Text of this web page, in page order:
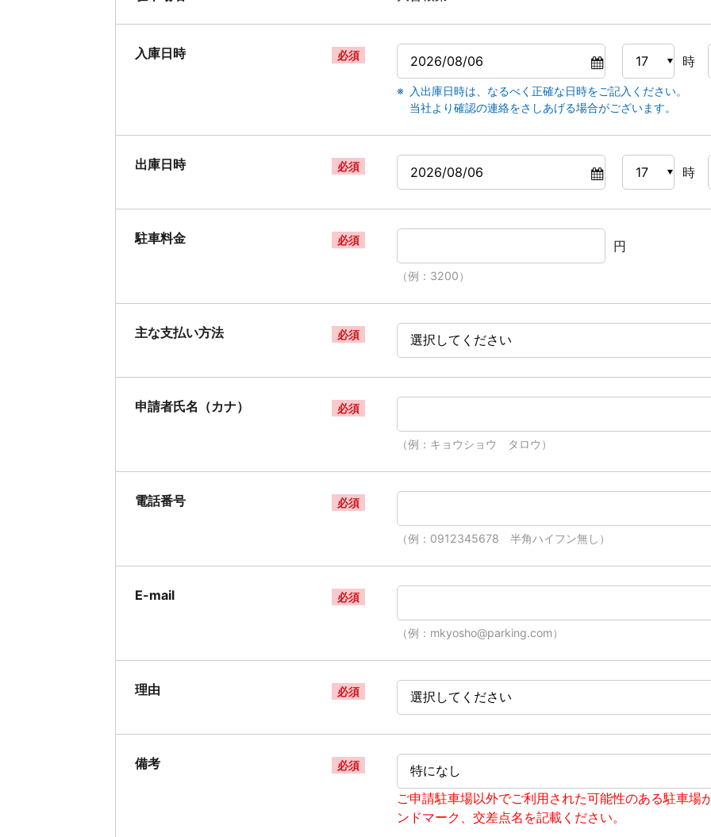
入庫日時 必須 時
入出庫日時は、なるべく正確な日時をご記入ください。
当社より確認の連絡をさしあげる場合がございます。
出庫日時 必須 時
駐車料金 必須 円
（例：3200）
主な支払い方法 必須
申請者氏名（カナ） 必須
（例：キョウショウ タロウ）
電話番号 必須
（例：0912345678 半角ハイフン無し）
E-mail 必須
（例：mkyosho@parking.com）
理由 必須
備考 必須
ご申請駐車場以外でご利用された可能性のある駐車場
ンドマーク、交差点名を記載ください。